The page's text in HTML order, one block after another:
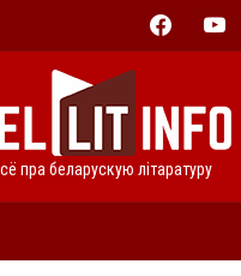
facebookyoutube
пра беларускую літаратуру